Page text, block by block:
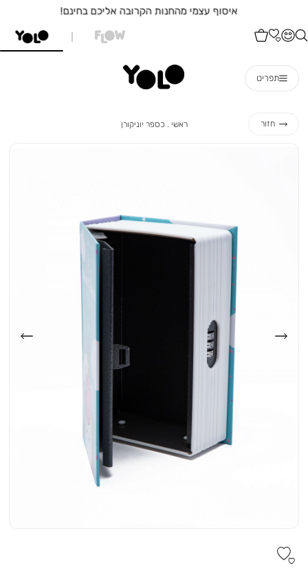
איסוף עצמי מהחנות הקרובה אליכם בחינם!
תפריט
חזור ראשי ראשי
כספר יוניקורן